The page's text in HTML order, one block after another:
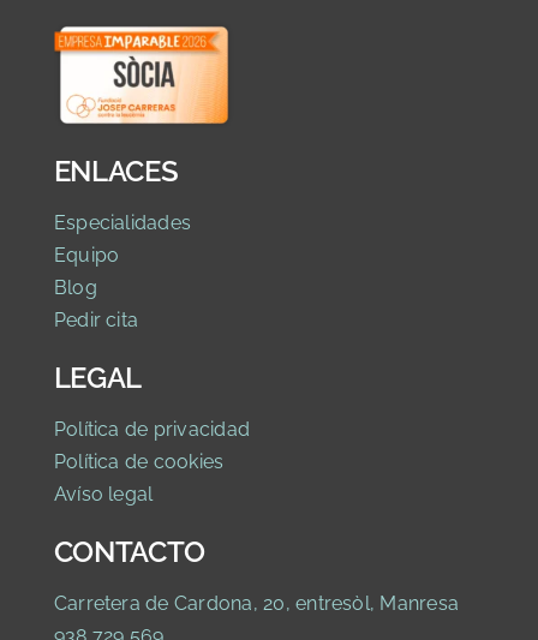
ENLACES
Especialidades
Equipo
Blog
Pedir cita
LEGAL
Política de privacidad
Política de cookies
Avíso legal
CONTACTO
Carretera de Cardona, 20, entresòl, Manresa